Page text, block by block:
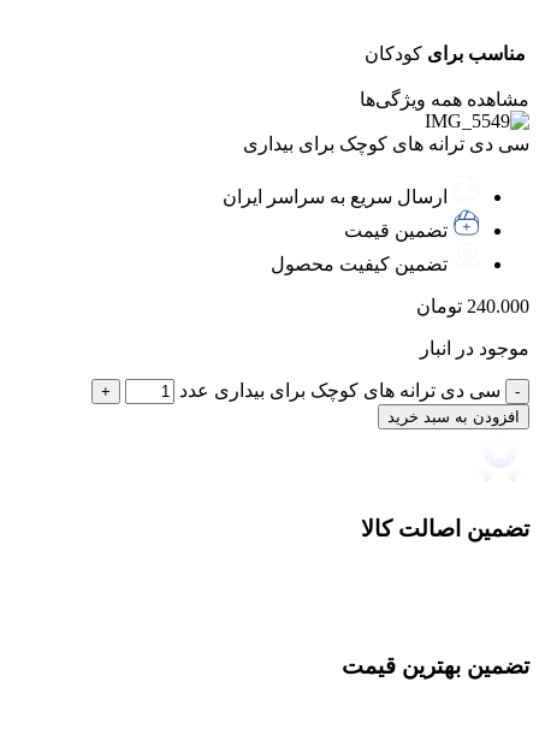
مناسب برای کودکان
مشاهده همه ویژگی‌ها
سی دی ترانه های کوچک برای بیداری
ارسال سریع به سراسر ایران
تضمین قیمت
تضمین کیفیت محصول
240.000 تومان
موجود در انبار
سی دی ترانه های کوچک برای بیداری عدد
افزودن به سبد خرید
تضمین اصالت کالا
تضمین بهترین قیمت